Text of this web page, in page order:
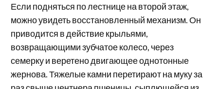
Если подняться по лестнице на второй этаж,
можно увидеть восстановленный механизм. Он
приводится в действие крыльями,
возвращающими зубчатое колесо, через
семерку и веретено двигающее однотонные
жернова. Тяжелые камни перетирают на муку за